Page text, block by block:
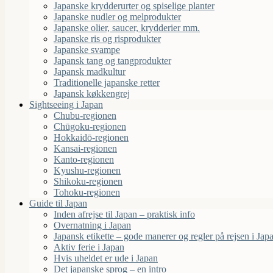
Japanske krydderurter og spiselige planter
Japanske nudler og melprodukter
Japanske olier, saucer, krydderier mm.
Japanske ris og risprodukter
Japanske svampe
Japansk tang og tangprodukter
Japansk madkultur
Traditionelle japanske retter
Japansk køkkengrej
Sightseeing i Japan
Chubu-regionen
Chūgoku-regionen
Hokkaidō-regionen
Kansai-regionen
Kanto-regionen
Kyushu-regionen
Shikoku-regionen
Tohoku-regionen
Guide til Japan
Inden afrejse til Japan – praktisk info
Overnatning i Japan
Japansk etikette – gode manerer og regler på rejsen i
Aktiv ferie i Japan
Hvis uheldet er ude i Japan
Det japanske sprog – en intro